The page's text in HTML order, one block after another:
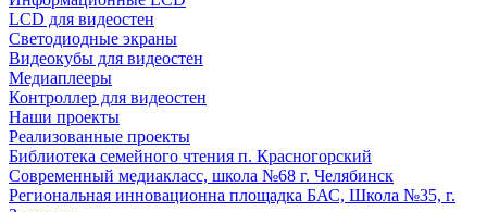
LCD для видеостен
Светодиодные экраны
Видеокубы для видеостен
Медиаплееры
Контроллер для видеостен
Наши проекты
Реализованные проекты
Библиотека семейного чтения п. Красногорский
Современный медиакласс, школа №68 г. Челябинск
Региональная инновационна площадка БАС, Школа №35, г.